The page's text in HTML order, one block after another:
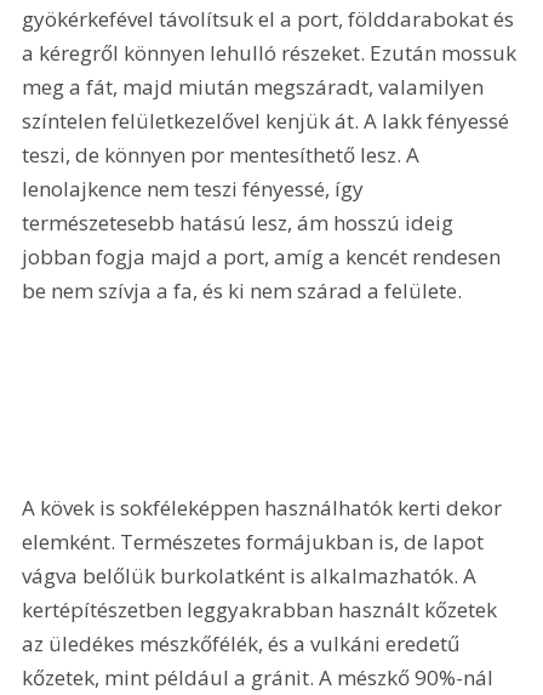
gyökérkefével távolítsuk el a port, földdarabokat és
a kéregről könnyen lehulló részeket. Ezután mossuk
meg a fát, majd miután megszáradt, valamilyen
színtelen felületkezelővel kenjük át. A lakk fényessé
teszi, de könnyen por mentesíthető lesz. A
lenolajkence nem teszi fényessé, így
természetesebb hatású lesz, ám hosszú ideig
jobban fogja majd a port, amíg a kencét rendesen
be nem szívja a fa, és ki nem szárad a felülete.
A kövek is sokféleképpen használhatók kerti dekor
elemként. Természetes formájukban is, de lapot
vágva belőlük burkolatként is alkalmazhatók. A
kertépítészetben leggyakrabban használt kőzetek
az üledékes mészkőfélék, és a vulkáni eredetű
kőzetek, mint például a gránit. A mészkő 90%-nál